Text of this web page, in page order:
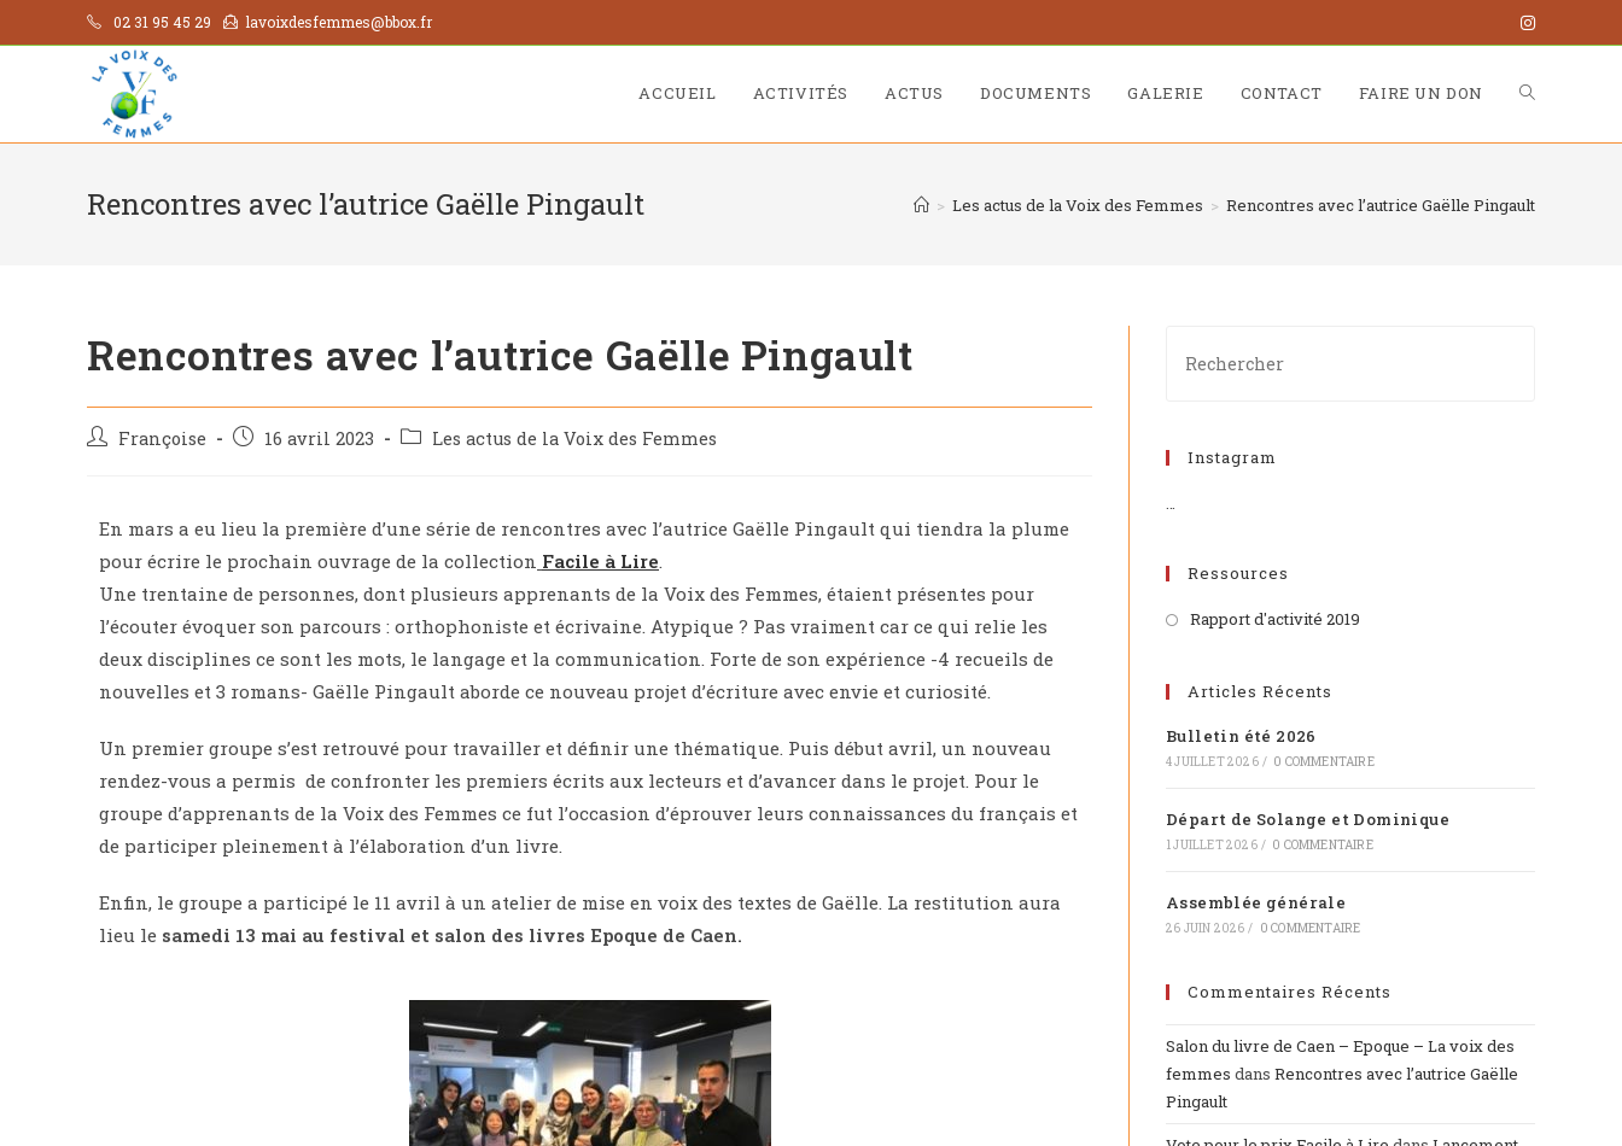
02 31 95 45 29 lavoixdesfemmes@bbox.fr
ACCUEIL ACTIVITÉS ACTUS DOCUMENTS GALERIE CONTACT FAIRE UN DON
Rencontres avec l’autrice Gaëlle Pingault > Les actus de la Voix des Femmes > Rencontres avec l’autrice Gaëlle Pingault
Rencontres avec l’autrice Gaëlle Pingault
Françoise 16 avril 2023 Les actus de la Voix des Femmes
En mars a eu lieu la première d’une série de rencontres avec l’autrice Gaëlle Pingault qui tiendra la plume
pour écrire le prochain ouvrage de la collection Facile à Lire.
Une trentaine de personnes, dont plusieurs apprenants de la Voix des Femmes, étaient présentes pour
l’écouter évoquer son parcours : orthophoniste et écrivaine. Atypique ? Pas vraiment car ce qui relie les
deux disciplines ce sont les mots, le langage et la communication. Forte de son expérience -4 recueils de
nouvelles et 3 romans- Gaëlle Pingault aborde ce nouveau projet d’écriture avec envie et curiosité.
Un premier groupe s’est retrouvé pour travailler et définir une thématique. Puis début avril, un nouveau
rendez-vous a permis de confronter les premiers écrits aux lecteurs et d’avancer dans le projet. Pour le
groupe d’apprenants de la Voix des Femmes ce fut l’occasion d’éprouver leurs connaissances du français et
de participer pleinement à l’élaboration d’un livre.
Enfin, le groupe a participé le 11 avril à un atelier de mise en voix des textes de Gaëlle. La restitution aura
lieu le samedi 13 mai au festival et salon des livres Epoque de Caen.
Instagram
…
Ressources
Rapport d'activité 2019
Articles Récents
Bulletin été 2026
4 JUILLET 2026 / 0 COMMENTAIRE
Départ de Solange et Dominique
1 JUILLET 2026 / 0 COMMENTAIRE
Assemblée générale
26 JUIN 2026 / 0 COMMENTAIRE
Commentaires Récents
Salon du livre de Caen – Epoque – La voix des
femmes dans Rencontres avec l’autrice Gaëlle
Pingault